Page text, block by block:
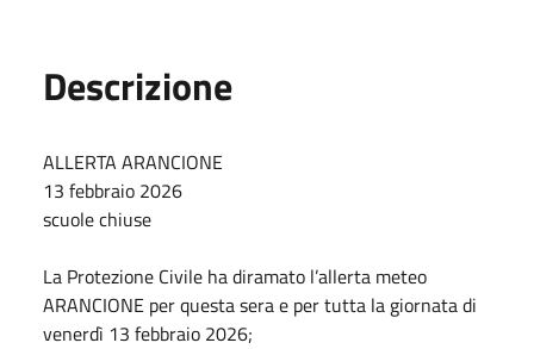
Descrizione
ALLERTA ARANCIONE
13 febbraio 2026
scuole chiuse
La Protezione Civile ha diramato l’allerta meteo
ARANCIONE per questa sera e per tutta la giornata di
venerdì 13 febbraio 2026;